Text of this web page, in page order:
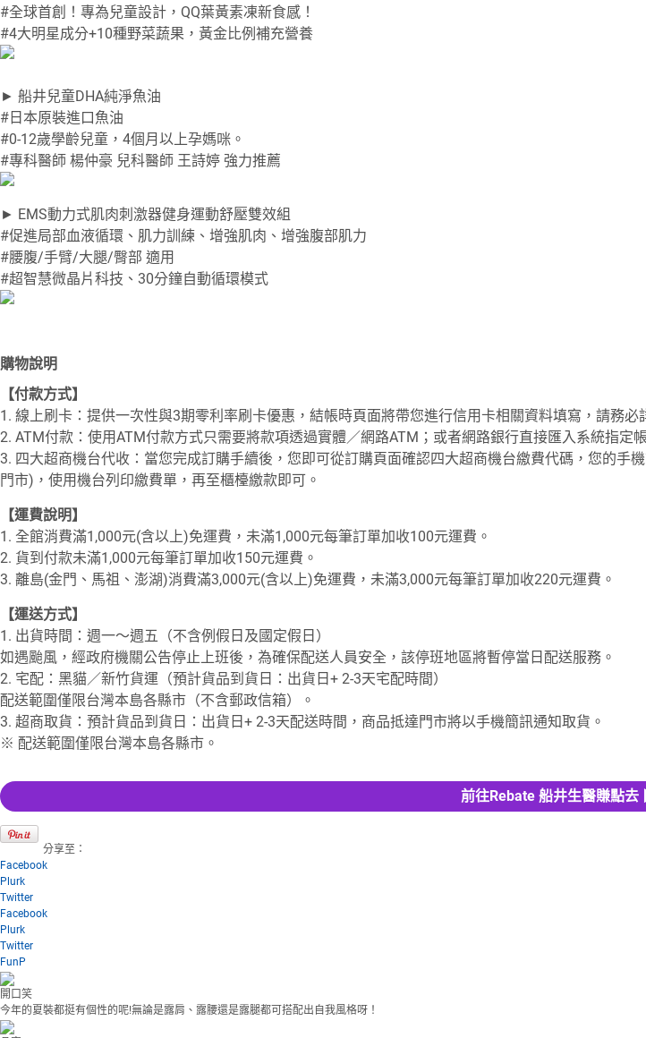
#全球首創！專為兒童設計，QQ葉黃素凍新食感！
#4大明星成分+10種野菜蔬果，黃金比例補充營養
► 船井兒童DHA純淨魚油
#日本原裝進口魚油
#0-12歲學齡兒童，4個月以上孕媽咪。
#專科醫師 楊仲豪 兒科醫師 王詩婷 強力推薦
► EMS動力式肌肉刺激器健身運動舒壓雙效組
#促進局部血液循環、肌力訓練、增強肌肉、增強腹部肌力
#腰腹/手臂/大腿/臀部 適用
#超智慧微晶片科技、30分鐘自動循環模式
購物說明
【付款方式】
1. 線上刷卡：提供一次性與3期零利率刷卡優惠，結帳時頁面將帶您進行信用卡相關資料填寫，請務
2. ATM付款：使用ATM付款方式只需要將款項透過實體／網路ATM；或者網路銀行直接匯入系統指定
3. 四大超商機台代收：當您完成訂購手續後，您即可從訂購頁面確認四大超商機台繳費代碼，您的
門市)，使用機台列印繳費單，再至櫃檯繳款即可。
【運費說明】
1. 全館消費滿1,000元(含以上)免運費，未滿1,000元每筆訂單加收100元運費。
2. 貨到付款未滿1,000元每筆訂單加收150元運費。
3. 離島(金門、馬祖、澎湖)消費滿3,000元(含以上)免運費，未滿3,000元每筆訂單加收220元運費。
【運送方式】
1. 出貨時間：週一～週五（不含例假日及國定假日）
如遇颱風，經政府機關公告停止上班後，為確保配送人員安全，該停班地區將暫停當日配送服務。
2. 宅配：黑貓／新竹貨運（預計貨品到貨日：出貨日+ 2-3天宅配時間）
配送範圍僅限台灣本島各縣市（不含郵政信箱）。
3. 超商取貨：預計貨品到貨日：出貨日+ 2-3天配送時間，商品抵達門市將以手機簡訊通知取貨。
※ 配送範圍僅限台灣本島各縣市。
前往Rebate 船井生醫賺點
分享至：
Facebook
Plurk
Twitter
Facebook
Plurk
Twitter
FunP
開口笑
今年的夏裝都挺有個性的呢!無論是露肩、露腰還是露腿都可搭配出自我風格呀！